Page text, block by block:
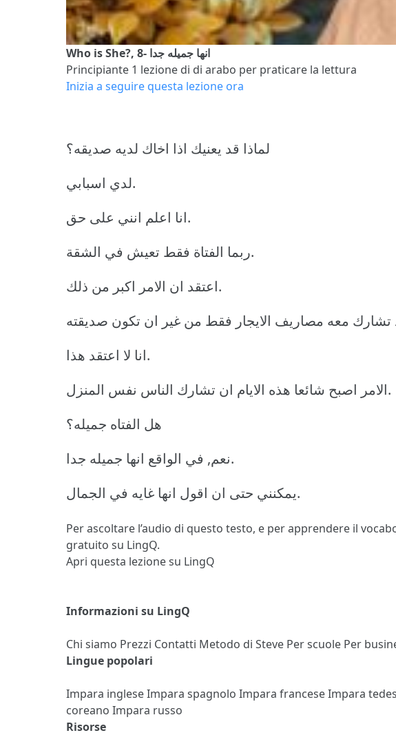
Who is She?, 8- انها جميله جدا
Principiante 1 lezione di di arabo per praticare la lettura
Inizia a seguire questa lezione ora
لماذا قد يعنيك اذا اخاك لديه صديقه؟
لدي اسبابي.
انا اعلم انني على حق.
ربما الفتاة فقط تعيش في الشقة.
اعتقد ان الامر اكبر من ذلك.
انا لا اعتقد هذا.
الامر اصبح شائعا هذه الايام ان تشارك الناس نفس المنزل.
هل الفتاه جميله؟
نعم, في الواقع انها جميله جدا.
يمكنني حتى ان اقول انها غايه في الجمال.
Per ascoltare l’audio di questo testo, e per apprendere il
gratuito su LingQ.
Apri questa lezione su LingQ
Informazioni su LingQ
Chi siamo Prezzi Contatti Metodo di Steve Per scuole Per
Lingue popolari
Impara ingleseImpara spagnolo Impara franceseImpara
coreano Impara russo
Risorse